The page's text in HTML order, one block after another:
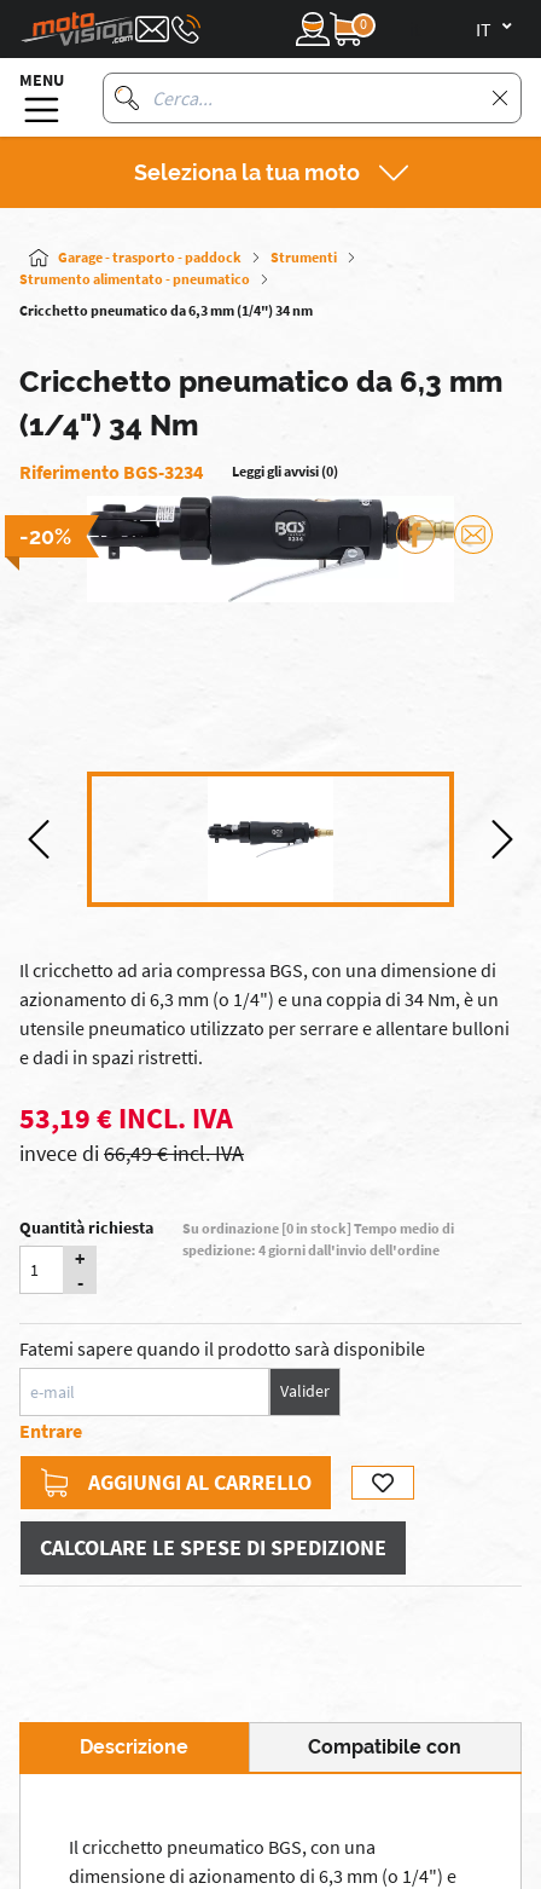
0
MENU
Seleziona la tua moto
Garage - trasporto - paddock
Strumenti
Strumento alimentato - pneumatico
Cricchetto pneumatico da 6,3 mm (1/4") 34 nm
Cricchetto pneumatico da 6,3 mm
(1/4") 34 Nm
Riferimento BGS-3234 Leggi gli avvisi (0)
-20%
Il cricchetto ad aria compressa BGS, con una dimensione di
azionamento di 6,3 mm (o 1/4") e una coppia di 34 Nm, è un
utensile pneumatico utilizzato per serrare e allentare bulloni
e dadi in spazi ristretti.
53,19 € INCL. IVA
invece di66,49 € incl. IVA
Quantità richiesta
+
-
Su ordinazione [0 in stock] Tempo medio di
spedizione: 4 giorni dall'invio dell'ordine
Fatemi sapere quando il prodotto sarà disponibile
Valider
Entrare
AGGIUNGI AL CARRELLO
CALCOLARE LE SPESE DI SPEDIZIONE
Descrizione Compatibile con
Il cricchetto pneumatico BGS, con una
dimensione di azionamento di 6,3 mm (o 1/4") e